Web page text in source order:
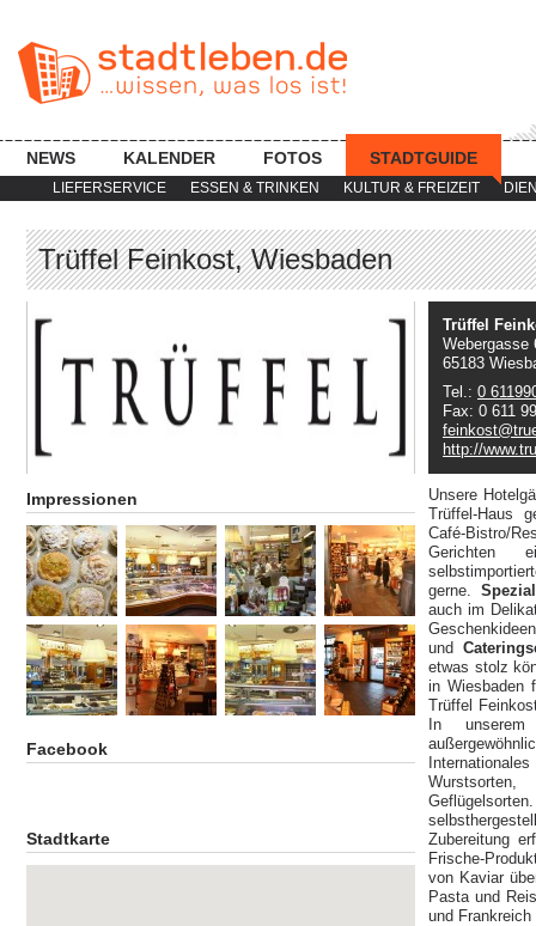
LIEFERSERVICE ESSEN & TRINKEN KULTUR & FREIZEIT
NEWS KALENDER FOTOS STADTGUIDE
Trüffel Feinkost, Wiesbaden
Impressionen
Facebook
Stadtkarte
Trüffel
Webergasse
65183
Tel.: 0
Fax: 0 611
http://
Unsere
Trüffel-Haus
Café-Bistro/
Gerichten
gerne.
auch im
und
etwas stolz
in Wiesbaden
Trüffel
In
Zubereitung
Frische-
von Kaviar
Pasta und
und